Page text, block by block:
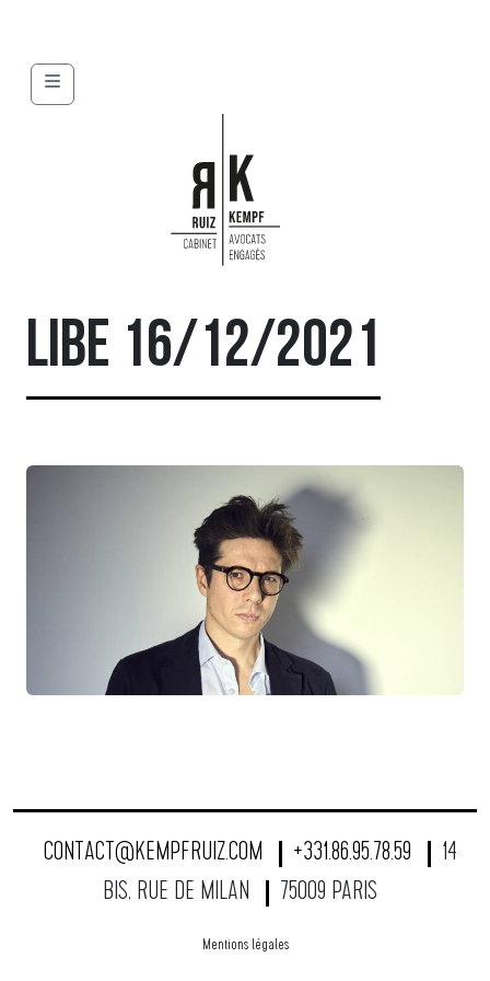
Menu
LIBE 16/12/2021
CONTACT@KEMPFRUIZ.COM +331.86.95.78.59
14
BIS, RUE DE MILAN
75009 PARIS
Mentions légales